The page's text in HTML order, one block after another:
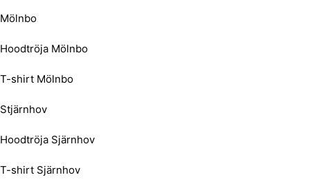
Mölnbo
Hoodtröja Mölnbo
T-shirt Mölnbo
Stjärnhov
Hoodtröja Sjärnhov
T-shirt Sjärnhov